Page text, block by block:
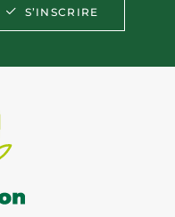
S’INSCRIRE